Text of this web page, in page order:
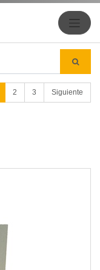
2 3 Siguiente